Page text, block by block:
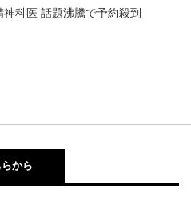
神科医 話題沸騰で予約殺到
から